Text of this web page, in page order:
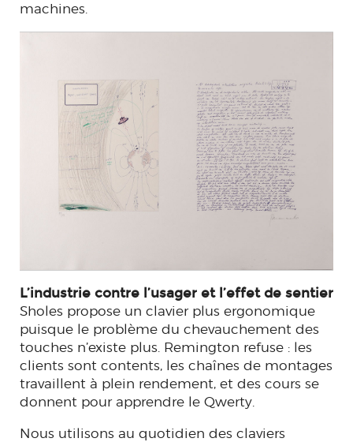
machines.
L’industrie contre l’usager et l’effet de sentier
Sholes propose un clavier plus ergonomique
puisque le problème du chevauchement des
touches n’existe plus. Remington refuse : les
clients sont contents, les chaînes de montages
travaillent à plein rendement, et des cours se
donnent pour apprendre le Qwerty.
Nous utilisons au quotidien des claviers